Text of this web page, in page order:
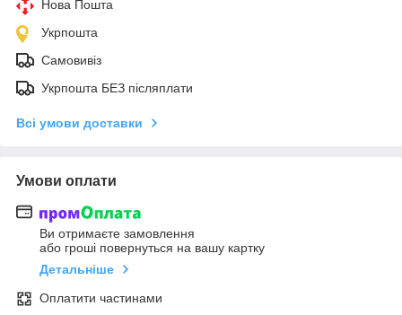
Нова Пошта
Укрпошта
Самовивіз
Укрпошта БЕЗ післяплати
Всі умови доставки
Умови оплати
Ви отримаєте замовлення
або гроші повернуться на вашу картку
Детальніше
Оплатити частинами